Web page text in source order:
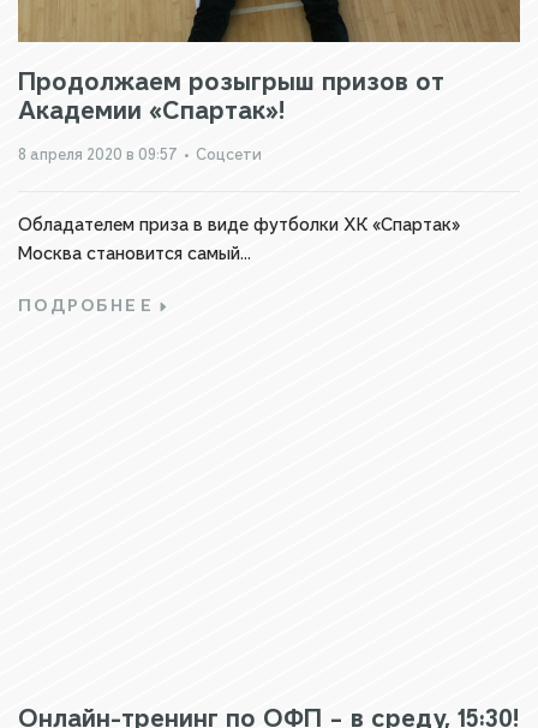
Продолжаем розыгрыш призов от
Академии «Спартак»!
8 апреля 2020 в 09:57 • Соцсети
Обладателем приза в виде футболки ХК «Спартак»
Москва становится самый...
ПОДРОБНЕЕ
Онлайн-тренинг по ОФП – в среду, 15:30!